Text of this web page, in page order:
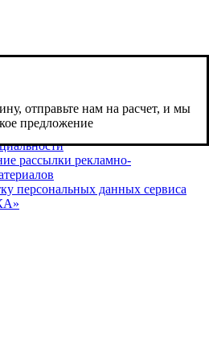
отправьте нам на расчет, и мы
предложение
веб-аналитики Яндекс
компанией ООО «ЯНДЕКС»,
Л. Толстого, 16.
персональных данных
рассылки рекламно-
персональных данных сервиса